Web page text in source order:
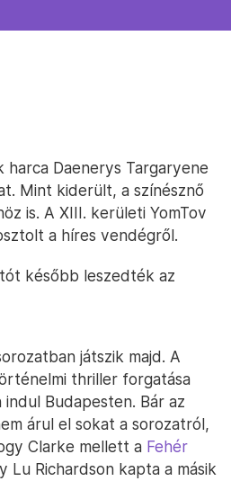
harca Daenerys Targaryene
Mint kiderült, a színésznő
is. A XIII. kerületi YomTov
a híres vendégről.
később leszedték az
játszik majd. A
thriller forgatása
Budapesten. Bár az
árul el sokat a sorozatról,
Clarke mellett a Fehér
Lu Richardson kapta a másik